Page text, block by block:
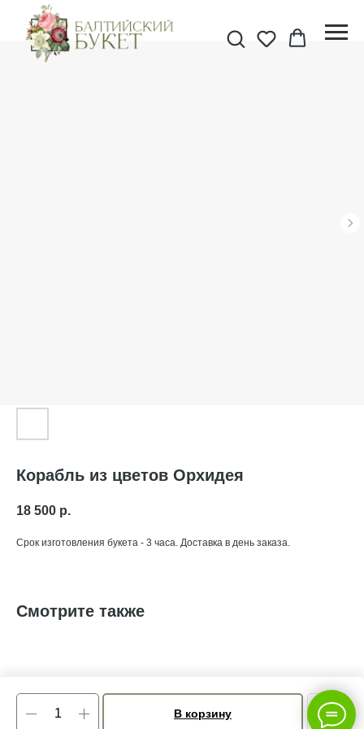
Корабль из цветов Орхидея
18 500 р.
В корзину
Срок изготовления букета - 3 часа. Доставка в день заказа.
Смотрите также
Tilda